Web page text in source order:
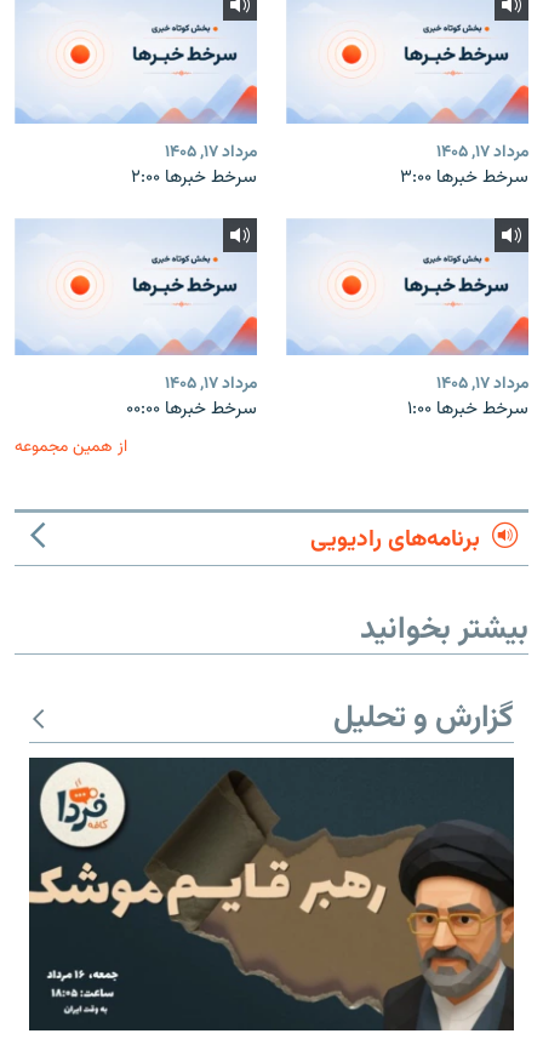
مرداد ۱۷, ۱۴۰۵
سرخط خبرها ۳:۰۰
مرداد ۱۷, ۱۴۰۵
سرخط خبرها ۲:۰۰
مرداد ۱۷, ۱۴۰۵
سرخط خبرها ۱:۰۰
مرداد ۱۷, ۱۴۰۵
سرخط خبرها ۰۰:۰۰
از همین مجموعه
برنامه‌های رادیویی
بیشتر بخوانید
گزارش و تحلیل